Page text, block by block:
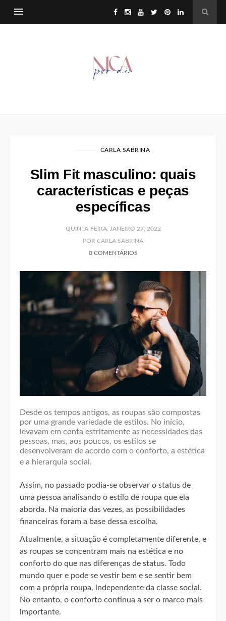
CARLA SABRINA
Slim Fit masculino: quais
características e peças
específicas
QUINTA-FEIRA, JANEIRO 27, 2022
POR CARLA SABRINA
0 COMENTÁRIOS
Desde os tempos antigos, as roupas são compostas
por uma grande variedade de estilos. No início,
levavam em conta estritamente as necessidades das
pessoas, mas, aos poucos, os estilos se
desenvolveram de acordo com o conforto, a estética
e a hierarquia social.
Assim, no passado podia-se observar o status de
uma pessoa analisando o estilo de roupa que ela
aborda. Na maioria das vezes, as possibilidades
financeiras foram a base dessa escolha.
Atualmente, a situação é completamente diferente, e
as roupas se concentram mais na estética e no
conforto do que nas diferenças de status. Todo
mundo quer e pode se vestir bem e se sentir bem
com a própria roupa, independente da classe social.
No entanto, o conforto continua a ser o marco mais
importante.